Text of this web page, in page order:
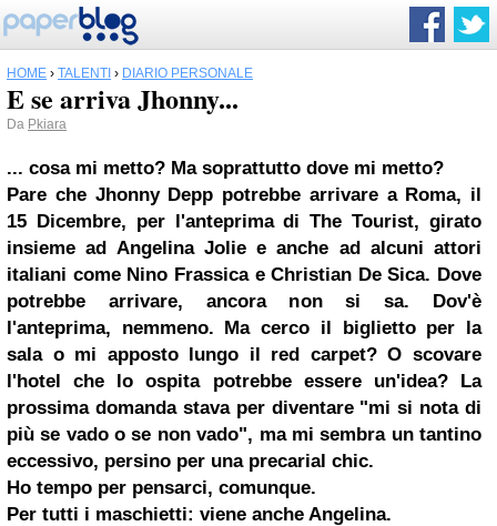
HOME › TALENTI › DIARIO PERSONALE
E se arriva Jhonny...
Da Pkiara
... cosa mi metto? Ma soprattutto dove mi metto?
Pare che Jhonny Depp potrebbe arrivare a Roma, il
15 Dicembre, per l'anteprima di The Tourist, girato
insieme ad Angelina Joliee anche ad alcuni attori
italiani come Nino FrassicaeChristian De Sica. Dove
potrebbe arrivare, ancora non si sa. Dov'è
l'anteprima, nemmeno. Ma cerco il biglietto per la
sala o mi apposto lungo il red carpet? O scovare
l'hotel che lo ospita potrebbe essere un'idea? La
prossima domanda stava per diventare "mi si nota di
più se vado o se non vado", ma mi sembra un tantino
eccessivo, persino per una precarial chic.
Ho tempo per pensarci, comunque.
Per tutti i maschietti: viene anche Angelina.